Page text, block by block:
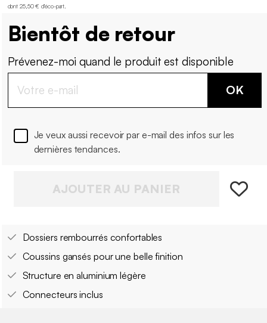
dont 25,50 € d'éco-part
Bientôt de retour
Prévenez-moi quand le produit est disponible
OK
Je veux aussi recevoir par e-mail des infos sur les
dernières tendances.
AJOUTER AU PANIER
Dossiers rembourrés confortables
Coussins gansés pour une belle finition
Structure en aluminium légère
Connecteurs inclus